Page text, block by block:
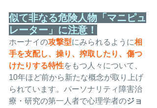
似て非なる危険人物「マニピュ
レーター」に注意！
ホーナイの攻撃型にみられるように相
手を支配し、操り、搾取したり、傷つ
けたりする特性をもつ人々について、
10年ほど前から新たな概念が取り上げ
られています。パーソナリティ障害治
療・研究の第一人者で心理学者のジョ